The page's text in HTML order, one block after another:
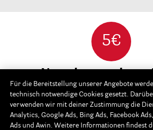
5€
...und 5-Euro
Für die Bereitstellung unserer Angebote
technisch notwendige Cookies gesetzt.
verwenden wir mit deiner Zustimmung die
Analytics, Google Ads, Bing Ads, Facebook
Ads und Awin. Weitere Informationen findest